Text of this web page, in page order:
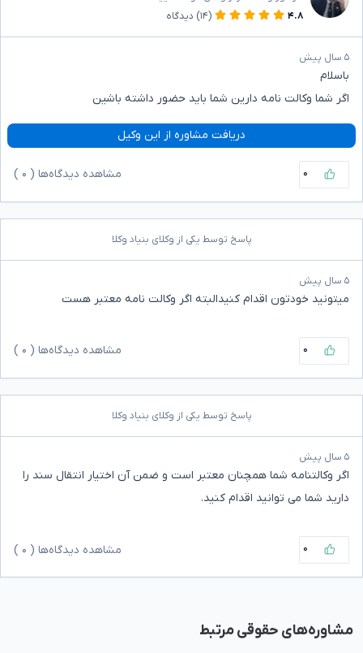
۴.۸
(۱۴) دیدگاه
۵ سال پیش
باسلام
اگر شما وکالت نامه دارین شما باید حضور داشته باشین
دریافت مشاوره از این وکیل
۰ مشاهده دیدگاه‌ها ( ۰
پاسخ توسط یکی از وکلای بنیاد وکلا
۵ سال پیش
میتونید خودتون اقدام کنیدالبته اگر وکالت نامه معتبر هست
۰ مشاهده دیدگاه‌ها ( ۰
پاسخ توسط یکی از وکلای بنیاد وکلا
۵ سال پیش
اگر وکالتنامه شما همچنان معتبر است و ضمن آن اختیار انتقال سند را
دارید شما می توانید اقدام کنید.
۰ مشاهده دیدگاه‌ها ( ۰
مشاوره‌های حقوقی مرتبط